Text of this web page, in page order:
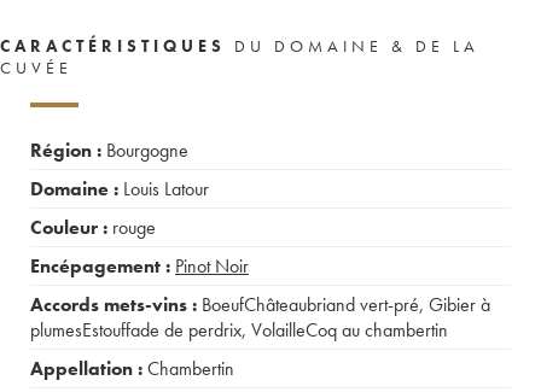
CARACTÉRISTIQUES
DU DOMAINE & DE LA
CUVÉE
Région : Bourgogne
Domaine : Louis Latour
Couleur : rouge
Encépagement : Pinot Noir
Accords mets-vins : BoeufChâteaubriand vert-pré, Gibier à
plumesEstouffade de perdrix, VolailleCoq au chambertin
Appellation :Chambertin